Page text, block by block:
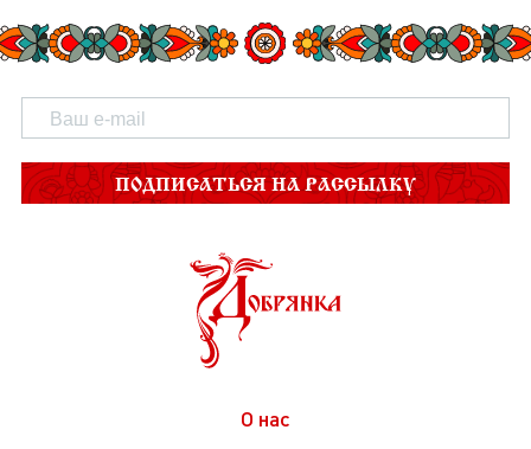
ПОДПИСАТЬСЯ НА РАССЫЛКУ
О нас